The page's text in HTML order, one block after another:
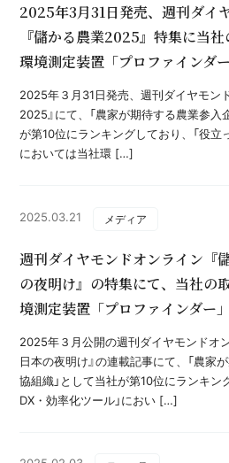
2025年3月31日発売、週刊ダイ
『儲かる農業2025』特集に当
環境測定装置「プロファインダ
2025年３月31日発売、週刊ダイヤモン
2025』にて、「農家が期待する農業参入
が第10位にランキングしており、「役立
においては当社環 […]
2025.03.21 メディア
週刊ダイヤモンドオンライン
の夜明け』の特集にて、当社の
境測定装置「プロファインダー
2025年３月公開の週刊ダイヤモンドオ
日本の夜明け』の連載記事にて、「農家
協組織」として当社が第10位にランキン
DX・効率化ツール」におい […]